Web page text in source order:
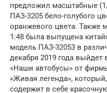
предложил масштабные
ПАЗ-3205 бело-голубого
оранжевого цвета. Также
1:48 была выпущена
модель ПАЗ-32053 в
декабря 2019 года
«Наши автобусы» от
«Живая легенда»,
содержит в себе